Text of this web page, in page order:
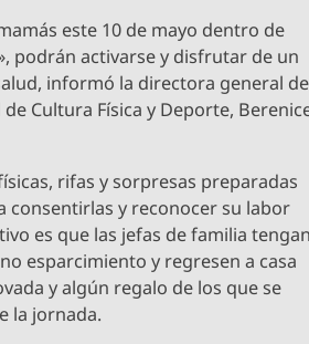
este 10 de mayo dentro de
podrán activarse y disfrutar de un
informó la directora general
Cultura Física y Deporte,
rifas y sorpresas preparadas
consentirlas y reconocer su labor
es que las jefas de familia
esparcimiento y regresen a casa
y algún regalo de los que se
la jornada.